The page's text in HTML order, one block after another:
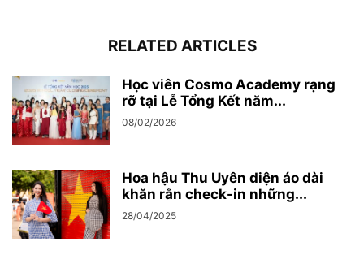
RELATED ARTICLES
Học viên Cosmo Academy rạng
rỡ tại Lễ Tổng Kết năm...
08/02/2026
Hoa hậu Thu Uyên diện áo dài
khăn rằn check-in những...
28/04/2025